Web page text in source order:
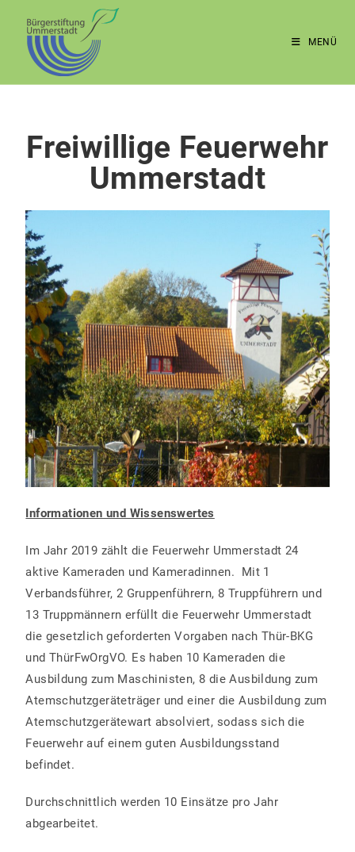
MENÜ
Freiwillige Feuerwehr
Ummerstadt
Informationen und Wissenswertes
Im Jahr 2019 zählt die Feuerwehr Ummerstadt 24
aktive Kameraden und Kameradinnen. Mit 1
Verbandsführer, 2 Gruppenführern, 8 Truppführern und
13 Truppmännern erfüllt die Feuerwehr Ummerstadt
die gesetzlich geforderten Vorgaben nach Thür-BKG
und ThürFwOrgVO. Es haben 10 Kameraden die
Ausbildung zum Maschinisten, 8 die Ausbildung zum
Atemschutzgeräteträger und einer die Ausbildung zum
Atemschutzgerätewart absolviert, sodass sich die
Feuerwehr auf einem guten Ausbildungsstand
befindet.
Durchschnittlich werden 10 Einsätze pro Jahr
abgearbeitet.